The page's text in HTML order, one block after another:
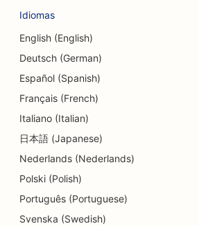
SEO para estudios de danza
SEO para servicios de
deudas
SEO para tiendas de delicatessen
SEO para clínicas dentales
SEO para servicios de
SEO para tiendas de detalles
Idiomas
English (English)
Deutsch (German)
Español (Spanish)
Français (French)
Italiano (Italian)
日本語 (Japanese)
Nederlands (Nederlands)
Polski (Polish)
Português (Portuguese)
Svenska (Swedish)